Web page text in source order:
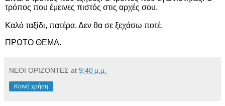
τρόπος που έμεινες πιστός στις αρχές σου.
Καλό ταξίδι, πατέρα. Δεν θα σε ξεχάσω ποτέ.
ΠΡΩΤΟ ΘΕΜΑ.
ΝΕΟΙ ΟΡΙΖΟΝΤΕΣ at 9:40 μ.μ.
Κοινή χρήση